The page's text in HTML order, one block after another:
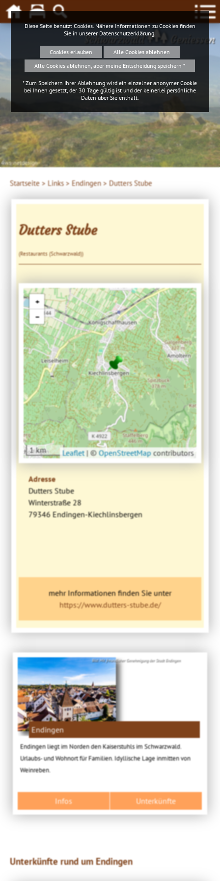
Schwarzwald Geniessen
Startseite > Links > Endingen > Dutters Stube
Dutters Stube
(Restaurants (Schwarzwald))
+
−
1 km Leaflet | © OpenStreetMap contributors
Adresse
Dutters Stube
Winterstraße 28
79346 Endingen-Kiechlinsbergen
mehr Informationen finden Sie unter
https://www.dutters-stube.de/
Bild: Mit freundlicher Genehmigung der Stadt Endingen
Endingen
Endingen liegt im Norden den Kaiserstuhls im Schwarzwald.
Urlaubs- und Wohnort für Familien. Idyllische Lage inmitten von
Weinreben.
Infos Unterkünfte
Unterkünfte rund um Endingen
Diese Seite benutzt Cookies. Nähere Informationen zu Cookies finden
Sie in unserer Datenschutzerklärung
Cookies erlauben
Alle Cookies ablehnen
Alle Cookies ablehnen, aber meine Entscheidung speichern *
* Zum Speichern Ihrer Ablehnung wird ein einzelner anonymer Cookie
bei Ihnen gesetzt, der 30 Tage gültig ist und der keinerlei persönliche
Daten über Sie enthält.